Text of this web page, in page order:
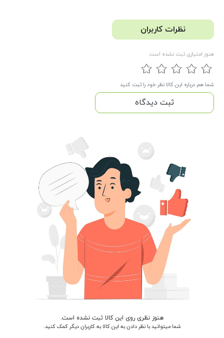
نظرات کاربران
هنوز امتیازی ثبت نشده است
شما هم درباره این کالا نظر خود را ثبت کنید
ثبت دیدگاه
هنوز نظری روی این کالا ثبت نشده است.
شما میتوانید با نظر دادن به این کالا به کاربران دیگر کمک کنید.